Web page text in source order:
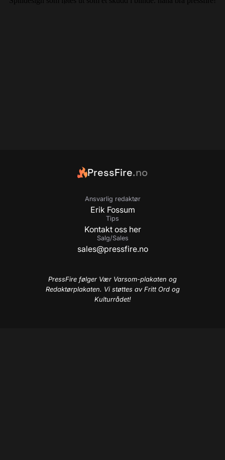
PressFire.no
Ansvarlig redaktør
Erik Fossum
Tips
Kontakt oss her
Salg/Sales
sales@pressfire.no
PressFire følger Vær Varsom-plakaten og
Redaktørplakaten. Vi støttes av Fritt Ord og
Kulturrådet!